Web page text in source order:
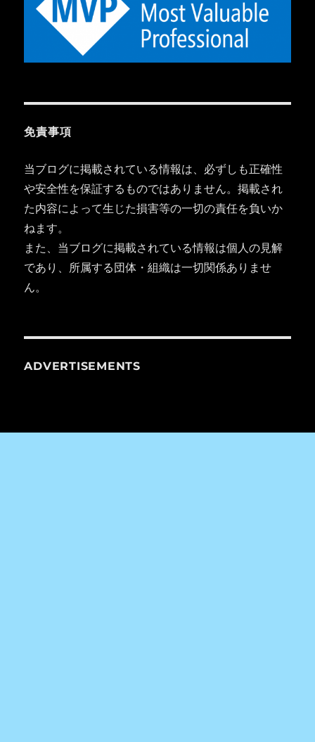
免責事項
当ブログに掲載されている情報は、必ずしも正確性
や安全性を保証するものではありません。掲載され
た内容によって生じた損害等の一切の責任を負いか
ねます。
また、当ブログに掲載されている情報は個人の見解
であり、所属する団体・組織は一切関係ありませ
ん。
ADVERTISEMENTS